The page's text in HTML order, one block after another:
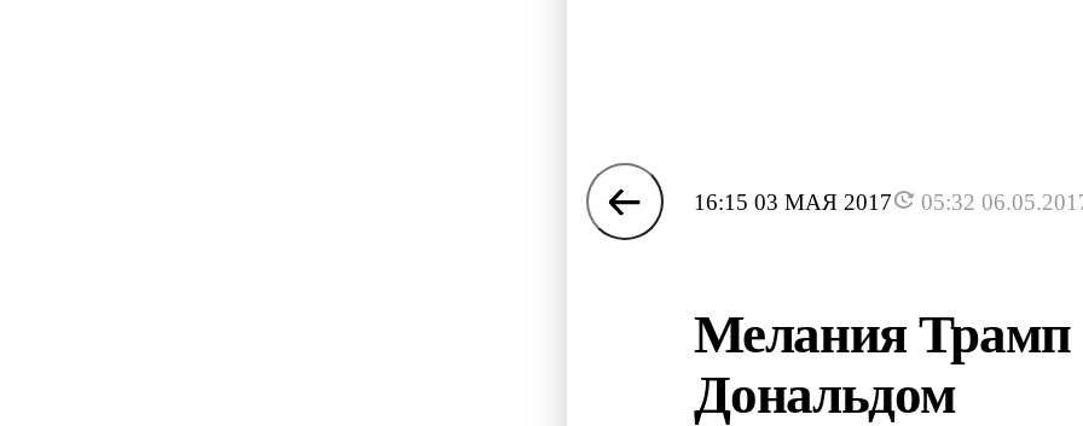
16:15 03 МАЯ 2017 05:32
Мелания Трамп
Дональдом